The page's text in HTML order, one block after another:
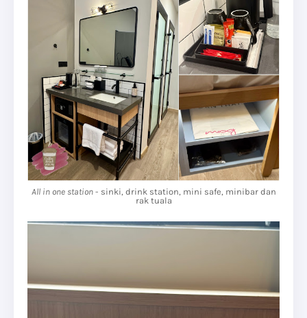
All in one station- sinki, drink station, mini safe, minibar dan
rak tuala